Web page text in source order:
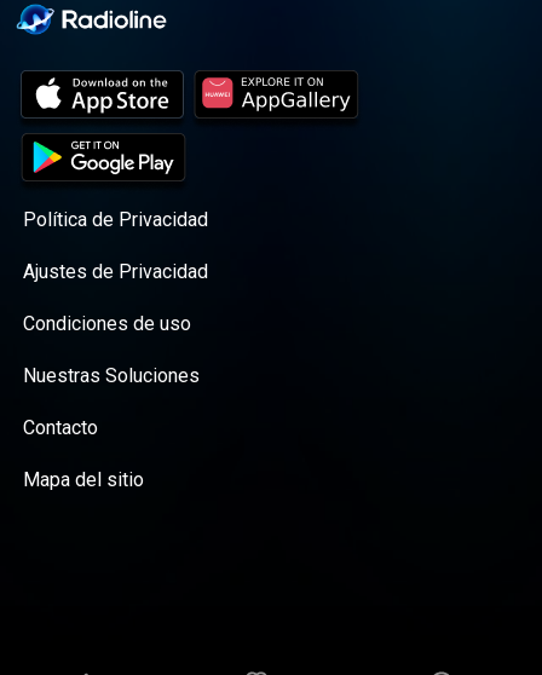
Rasmus Søgaard Lyddesign: Leo Peter
Política de Privacidad
Ajustes de Privacidad
Condiciones de uso
Nuestras Soluciones
Contacto
Mapa del sitio